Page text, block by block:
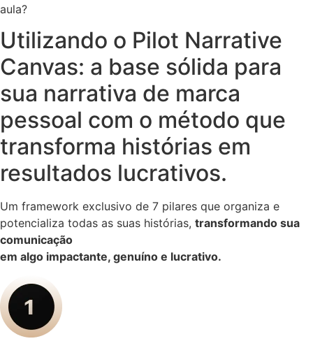
aula?
Utilizando o Pilot Narrative
Canvas: a base sólida para
sua narrativa de marca
pessoal com o método que
transforma histórias em
resultados lucrativos.
Um framework exclusivo de 7 pilares que organiza e
potencializa todas as suas histórias, transformando sua
comunicação
em algo impactante, genuíno e lucrativo.